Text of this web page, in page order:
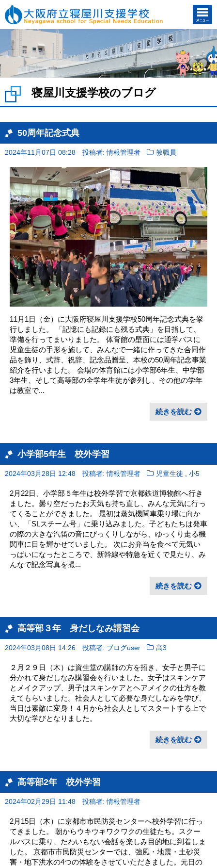
寝屋川支援学校のブログ
50周年記念式典
2024年11月07日 08:28 投稿者: 情報管理者 教職員
11月1日（金）に大阪府寝屋川支援学校50周年記念式典を挙
行しました。 「記憶にも記録にも残る式典」を目指して、
準備を行ってまいりました。 体育館の壁面には通学バスに
児童生徒の手形を施して、みんなで一緒に作ってきた合同作
品を飾り、式辞、祝辞、記念品贈呈、本校の50周年記念事業
紹介を行いました。 会場の体育館には小学部6年生、中学部
3年生、そして高等部の全学年生徒が参列し、その他の学年
は教室で...
続きを読む
小学部5年生 校外学習
2024年03月28日 12:48 投稿者: 情報管理者 児童生徒 ,小5
2月22日、小学部５年生は校外学習で京都鉄道博物館へ行き
ました。曇り空だったお天気も持ち直し、みんな元気に行っ
てくることができました。 最初は蒸気機関車乗り場に向か
い、「SLスチーム号」に乗り込みました。子どもたちは発車
の際の大きな汽笛の音にびっくりしながら、ゆっくり走る機
関車に目を輝かせていました。 次にお弁当を食べて元気い
っぱいになったところで、新幹線や特急を近くで見たり、み
んなで記念写真を撮...
続きを読む
高等部３年 身だしなみ講習会
2024年03月08日 14:26 投稿者: ブログuser 高3
２月２９日（木）は資生堂の講師の方を招き、女子と男子に
分かれて身だしなみ講習会を行いました。女子はスキンケア
とメイクアップ、男子はスキンケアとヘアメイクの仕方を教
えてもらいました。社会人として必要な身だしなみを学び、
当日は素敵に変身！４月から社会人としてスタートする上で
大切な学びとなりました。
続きを読む
高等部2年 校外学習
2024年02月29日 11:48 投稿者: 情報管理者
2月15日（木）に京都市市民防災センターへ校外学習に行っ
てきました。 朝からウキウキワクワクの生徒たち。スクー
ルバスに乗り、たわいもない会話を楽しみ目的地に到着しま
した。 京都市市民防災センターでは、強風・地震・土砂災
害・地下洪水の4つの体験をさせていただきました。元日の